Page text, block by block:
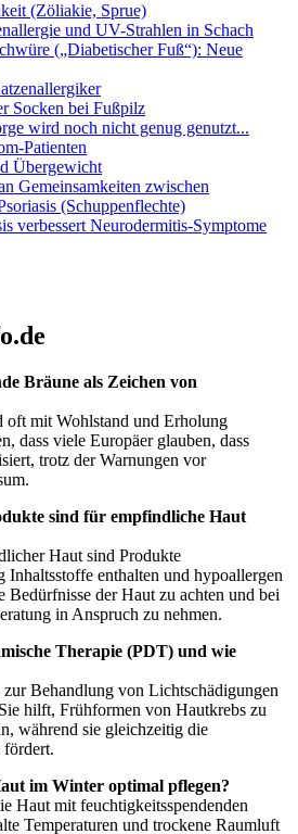
(Zöliakie, Sprue)
und UV-Strahlen in Schach
(„Diabetischer Fuß“): Neue
Socken bei Fußpilz
wird noch nicht genug genutzt...
Patienten
Übergewicht
Gemeinsamkeiten zwischen
(Schuppenflechte)
verbessert Neurodermitis-Symptome
Bräune als Zeichen von
oft mit Wohlstand und Erholung
dass viele Europäer glauben, dass
trotz der Warnungen vor
sind für empfindliche Haut
Haut sind Produkte
Inhaltsstoffe enthalten und hypoallergen
der Haut zu achten und bei
in Anspruch zu nehmen.
Therapie (PDT) und wie
Behandlung von Lichtschädigungen
hilft, Frühformen von Hautkrebs zu
während sie gleichzeitig die
im Winter optimal pflegen?
Haut mit feuchtigkeitsspendenden
Temperaturen und trockene Raumluft